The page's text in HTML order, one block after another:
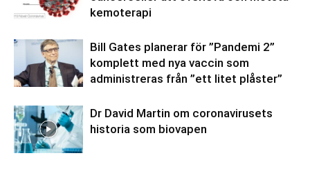
kemoterapi
Bill Gates planerar för ”Pandemi 2”
komplett med nya vaccin som
administreras från ”ett litet plåster”
Dr David Martin om coronavirusets
historia som biovapen